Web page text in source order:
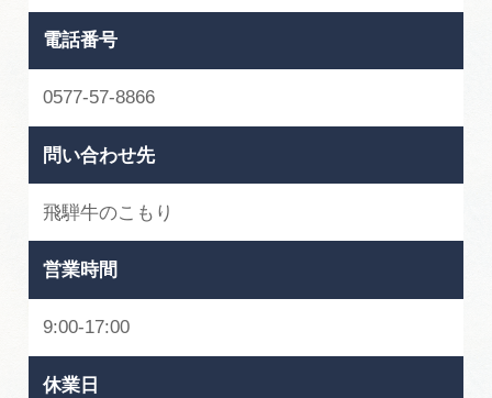
電話番号
0577-57-8866
問い合わせ先
飛騨牛のこもり
営業時間
9:00-17:00
休業日